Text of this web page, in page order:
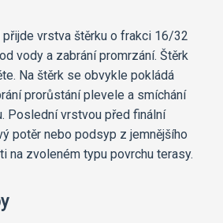
přijde vrstva štěrku o frakci 16/32
vody a zabrání promrzání. Štěrk
Na štěrk se obvykle pokládá
prorůstání plevele a smíchání
Poslední vrstvou před finální
potěr nebo podsyp z jemnějšího
na zvoleném typu povrchu terasy.